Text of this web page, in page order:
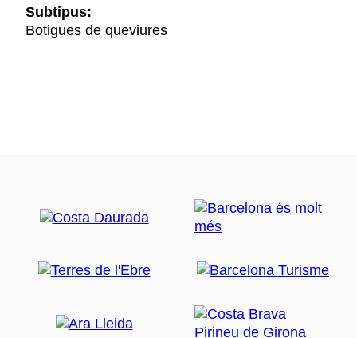
Subtipus:
Botigues de queviures